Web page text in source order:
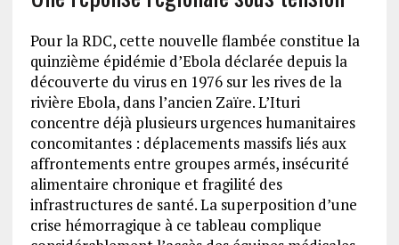
Pour la RDC, cette nouvelle flambée constitue la
quinzième épidémie d’Ebola déclarée depuis la
découverte du virus en 1976 sur les rives de la
rivière Ebola, dans l’ancien Zaïre. L’Ituri
concentre déjà plusieurs urgences humanitaires
concomitantes : déplacements massifs liés aux
affrontements entre groupes armés, insécurité
alimentaire chronique et fragilité des
infrastructures de santé. La superposition d’une
crise hémorragique à ce tableau complique